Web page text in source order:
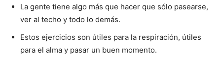
La gente tiene algo más que hacer que sólo pasearse,
ver al techo y todo lo demás.
Estos ejercicios son útiles para la respiración, útiles
para el alma y pasar un buen momento.